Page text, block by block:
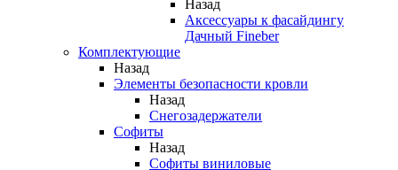
Назад
Аксессуары к фасайдингу
Дачный Fineber
Комплектующие
Назад
Элементы безопасности кровли
Назад
Снегозадержатели
Софиты
Назад
Софиты виниловые